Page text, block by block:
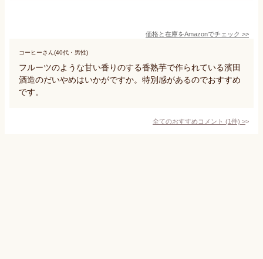
価格と在庫をAmazonでチェック >>
コーヒーさん(40代・男性)
フルーツのような甘い香りのする香熟芋で作られている濱田
酒造のだいやめはいかがですか。特別感があるのでおすすめ
です。
全てのおすすめコメント (1件) >